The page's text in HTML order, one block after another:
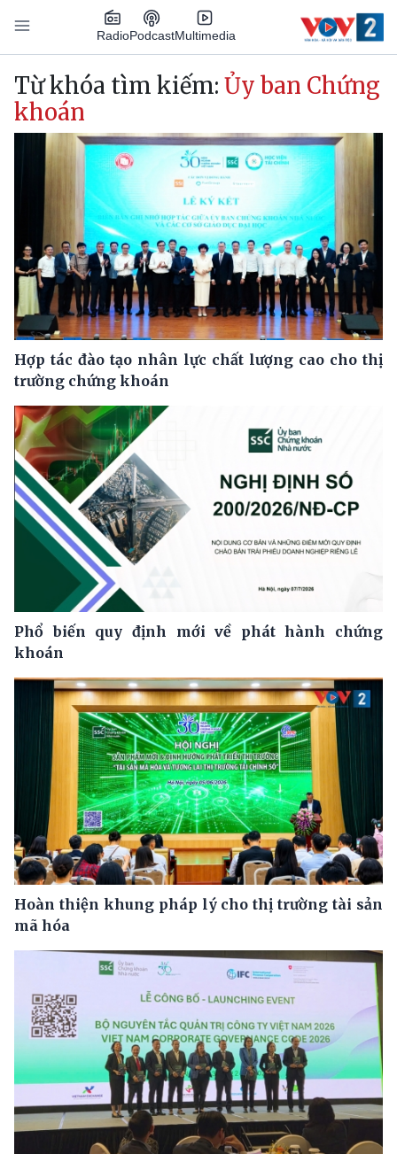
Nhảy đến nội dung
RadioPodcastMultimedia
Main navigation
Từ khóa tìm kiếm: Ủy ban Chứng
khoán
Hợp tác đào tạo nhân lực chất lượng cao cho thị
trường chứng khoán
Phổ biến quy định mới về phát hành chứng
khoán
Hoàn thiện khung pháp lý cho thị trường tài sản
mã hóa